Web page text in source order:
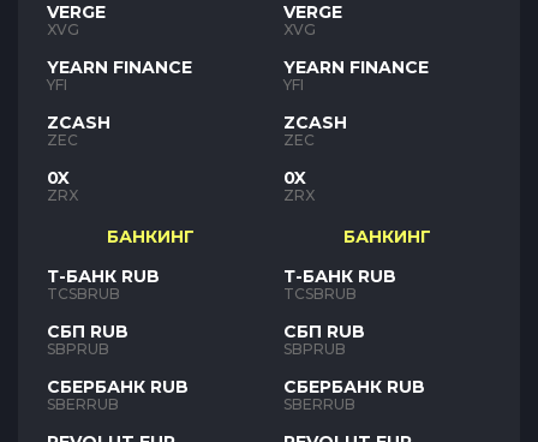
VERGE
XVG
YEARN FINANCE
YFI
ZCASH
ZEC
0X
ZRX
БАНКИНГ
Т-БАНК RUB
TCSBRUB
СБП RUB
SBPRUB
СБЕРБАНК RUB
SBERRUB
VERGE
XVG
YEARN FINANCE
YFI
ZCASH
ZEC
0X
ZRX
БАНКИНГ
Т-БАНК RUB
TCSBRUB
СБП RUB
SBPRUB
СБЕРБАНК RUB
SBERRUB